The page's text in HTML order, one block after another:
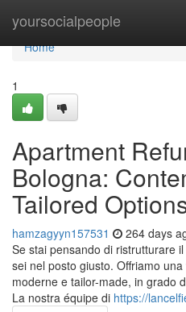
yoursocialpeople
Home
Home
1
Apartment
Bologna:
Tailored
hamzagyyn157531 264 days
Se stai pensando di ristrutturare
sei nel posto giusto. Offriamo
moderne e tailor-made, in grado
La nostra équipe di https://